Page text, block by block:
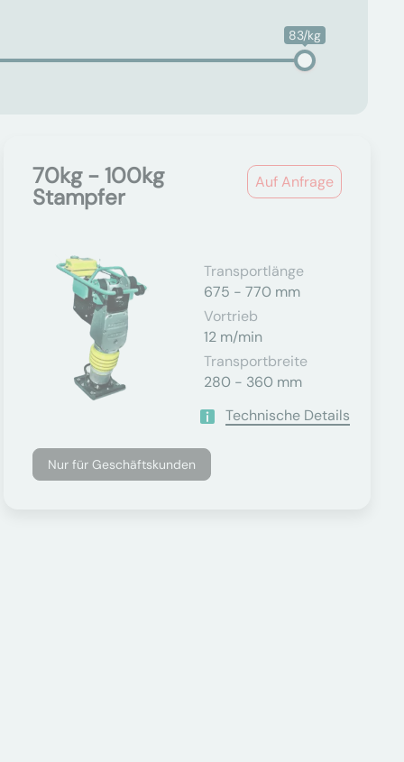
83/kg
Auf Anfrage
70kg - 100kg
Stampfer
Transportlänge
675 - 770 mm
Vortrieb
12 m/min
Transportbreite
280 - 360 mm
Technische Details
Nur für Geschäftskunden